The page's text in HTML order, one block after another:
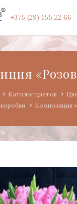
+375 (29) 155 22 66
Каталог цветов
Композиция